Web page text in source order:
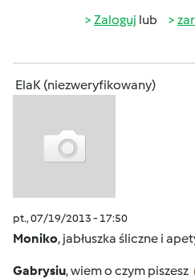
Zaloguj lub
ElaK (niezweryfikowany)
pt., 07/19/2013 - 17:50
Moniko, jabłuszka śliczne i
Gabrysiu, wiem o czym piszesz